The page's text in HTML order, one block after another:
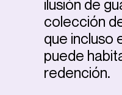
ilusión de
colección
que incluso
puede
redención.